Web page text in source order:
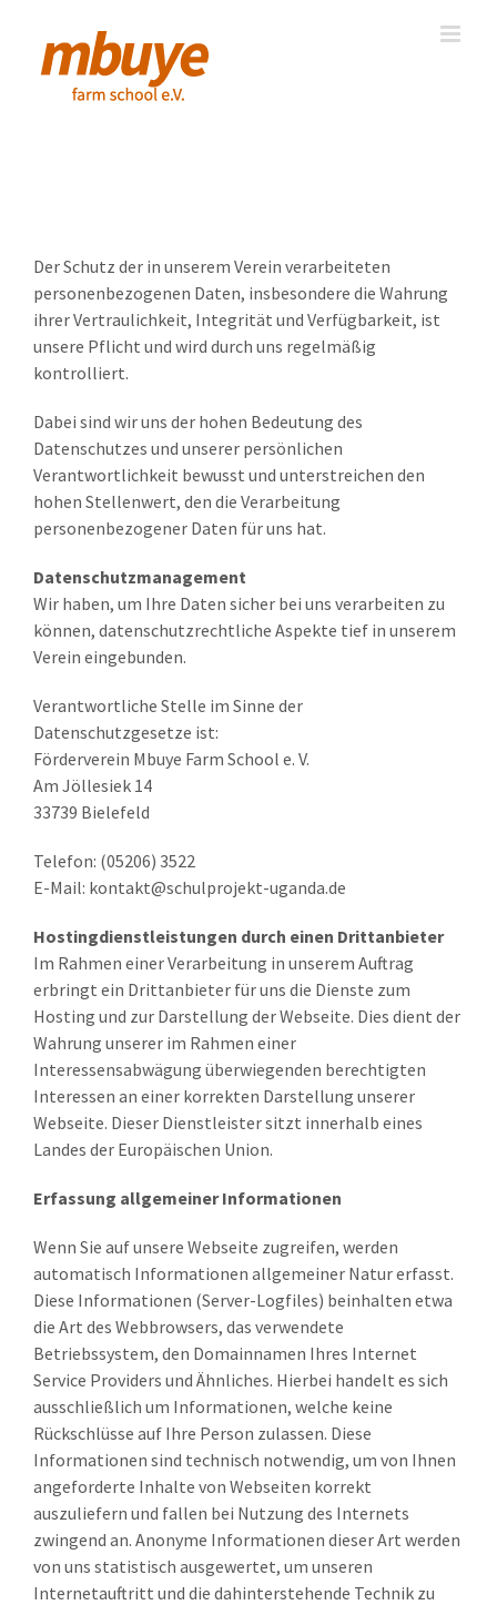
content
Der Schutz der in unserem Verein verarbeiteten
personenbezogenen Daten, insbesondere die Wahrung
ihrer Vertraulichkeit, Integrität und Verfügbarkeit, ist
unsere Pflicht und wird durch uns regelmäßig
kontrolliert.
Dabei sind wir uns der hohen Bedeutung des
Datenschutzes und unserer persönlichen
Verantwortlichkeit bewusst und unterstreichen den
hohen Stellenwert, den die Verarbeitung
personenbezogener Daten für uns hat.
Datenschutzmanagement
Wir haben, um Ihre Daten sicher bei uns verarbeiten zu
können, datenschutzrechtliche Aspekte tief in unserem
Verein eingebunden.
Verantwortliche Stelle im Sinne der
Datenschutzgesetze ist:
Förderverein Mbuye Farm School e. V.
Am Jöllesiek 14
33739 Bielefeld
Telefon: (05206) 3522
E-Mail: kontakt@schulprojekt-uganda.de
Hostingdienstleistungen durch einen Drittanbieter
Im Rahmen einer Verarbeitung in unserem Auftrag
erbringt ein Drittanbieter für uns die Dienste zum
Hosting und zur Darstellung der Webseite. Dies dient der
Wahrung unserer im Rahmen einer
Interessensabwägung überwiegenden berechtigten
Interessen an einer korrekten Darstellung unserer
Webseite. Dieser Dienstleister sitzt innerhalb eines
Landes der Europäischen Union.
Erfassung allgemeiner Informationen
Wenn Sie auf unsere Webseite zugreifen, werden
automatisch Informationen allgemeiner Natur erfasst.
Diese Informationen (Server-Logfiles) beinhalten etwa
die Art des Webbrowsers, das verwendete
Betriebssystem, den Domainnamen Ihres Internet
Service Providers und Ähnliches. Hierbei handelt es sich
ausschließlich um Informationen, welche keine
Rückschlüsse auf Ihre Person zulassen. Diese
Informationen sind technisch notwendig, um von Ihnen
angeforderte Inhalte von Webseiten korrekt
auszuliefern und fallen bei Nutzung des Internets
zwingend an. Anonyme Informationen dieser Art werden
von uns statistisch ausgewertet, um unseren
Internetauftritt und die dahinterstehende Technik zu